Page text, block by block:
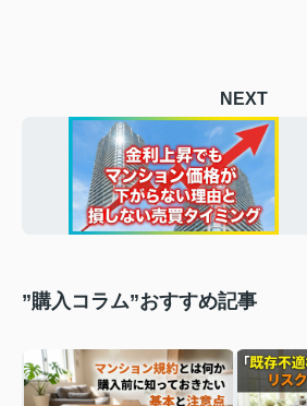
NEXT
”購入コラム”おすすめ記事